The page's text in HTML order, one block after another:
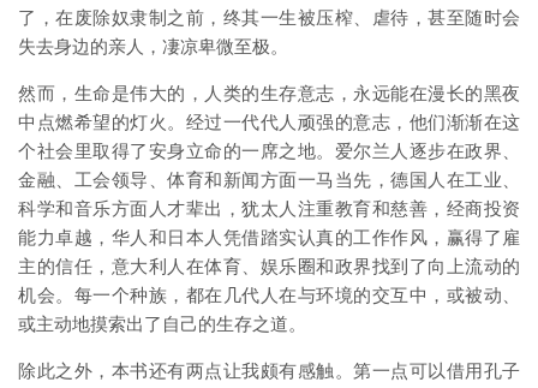
了，在废除奴隶制之前，终其一生被压榨、虐待，甚至随时会
失去身边的亲人，凄凉卑微至极。
然而，生命是伟大的，人类的生存意志，永远能在漫长的黑夜
中点燃希望的灯火。经过一代代人顽强的意志，他们渐渐在这
个社会里取得了安身立命的一席之地。爱尔兰人逐步在政界、
金融、工会领导、体育和新闻方面一马当先，德国人在工业、
科学和音乐方面人才辈出，犹太人注重教育和慈善，经商投资
能力卓越，华人和日本人凭借踏实认真的工作作风，赢得了雇
主的信任，意大利人在体育、娱乐圈和政界找到了向上流动的
机会。每一个种族，都在几代人在与环境的交互中，或被动、
或主动地摸索出了自己的生存之道。
除此之外，本书还有两点让我颇有感触。第一点可以借用孔子